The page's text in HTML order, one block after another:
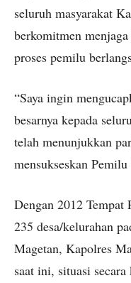
seluruh masyarakat
berkomitmen
proses pemilu
“Saya ingin
besarnya kepada
telah menunjukkan
mensukseskan
Dengan 2012 Tempat
235 desa/kelurahan
Magetan, Kapolres
saat ini, situasi